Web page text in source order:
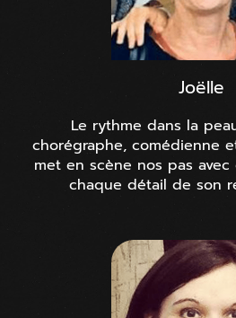
Joëlle
Le rythme dans la
chorégraphe, comédienne
met en scène nos pas
chaque détail de son